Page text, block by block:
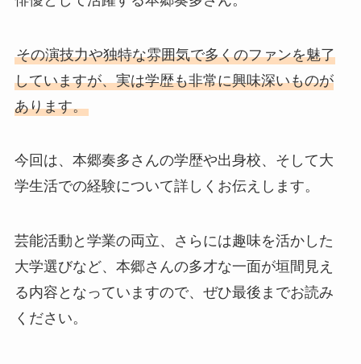
その演技力や独特な雰囲気で多くのファンを魅了
していますが、実は学歴も非常に興味深いものが
あります。
今回は、本郷奏多さんの学歴や出身校、そして大
学生活での経験について詳しくお伝えします。
芸能活動と学業の両立、さらには趣味を活かした
大学選びなど、本郷さんの多才な一面が垣間見え
る内容となっていますので、ぜひ最後までお読み
ください。